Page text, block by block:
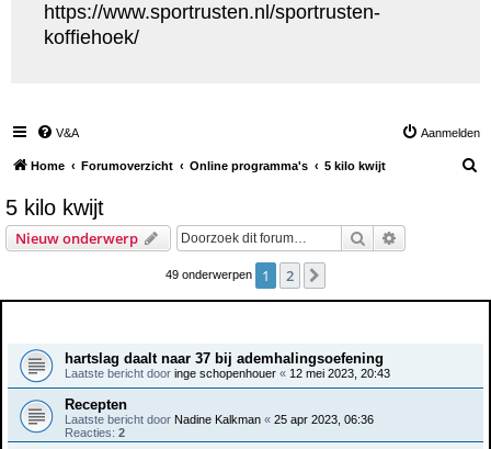
https://www.sportrusten.nl/sportrusten-
koffiehoek/
V&A Aanmelden
Home Forumoverzicht Online programma's 5 kilo kwijt
5 kilo kwijt
Nieuw onderwerp Zoek
49 onderwerpen 1 2
hartslag daalt naar 37 bij ademhalingsoefening
Laatste bericht door inge schopenhouer « 12 mei 2023, 20:43
Recepten
Laatste bericht door Nadine Kalkman « 25 apr 2023, 06:36
Reacties: 2